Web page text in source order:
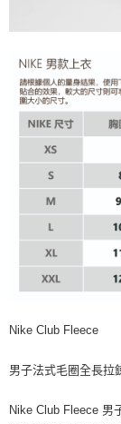
Nike Club Fleece
男子法式毛圈全長拉
Nike Club Fleece 男